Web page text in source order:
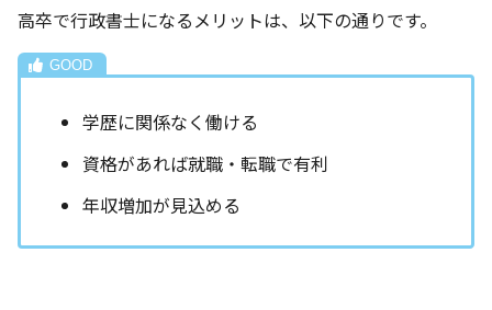
高卒で行政書士になるメリットは、以下の通りです。
学歴に関係なく働ける
資格があれば就職・転職で有利
年収増加が見込める